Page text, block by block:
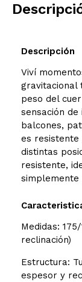
Descripción
Viví
gravitacional
peso del
sensación
balcones,
es resistente
distintas
resistente,
simplemente
Medidas:
reclinación)
Estructura:
espesor y